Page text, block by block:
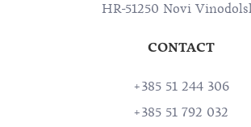
HR-51250 Novi
CONTACT
+385 51 244 306
+385 51 792 032